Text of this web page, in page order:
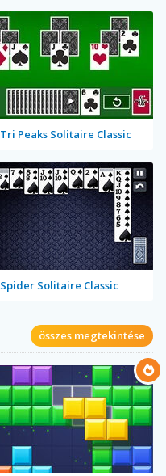
Tri Peaks Solitaire Classic
Spider Solitaire Classic
összes megtekintése